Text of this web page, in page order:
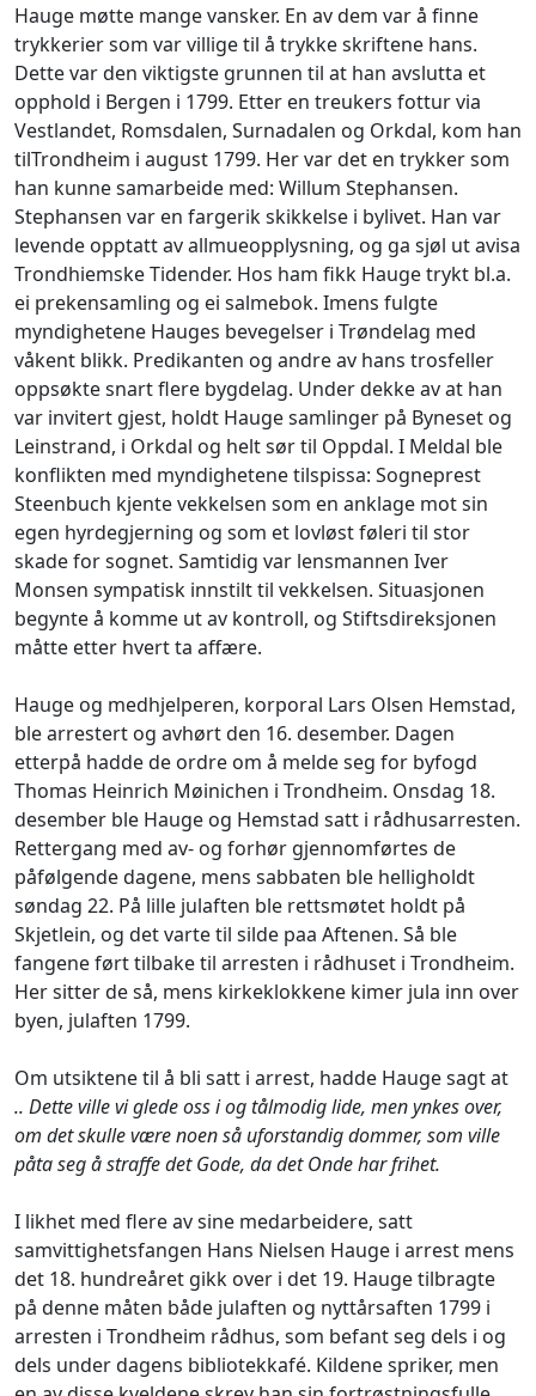
Hauge møtte mange vansker. En av dem var å finne
trykkerier som var villige til å trykke skriftene hans.
Dette var den viktigste grunnen til at han avslutta et
opphold i Bergen i 1799. Etter en treukers fottur via
Vestlandet, Romsdalen, Surnadalen og Orkdal, kom han
tilTrondheim i august 1799. Her var det en trykker som
han kunne samarbeide med: Willum Stephansen.
Stephansen var en fargerik skikkelse i bylivet. Han var
levende opptatt av allmueopplysning, og ga sjøl ut avisa
Trondhiemske Tidender. Hos ham fikk Hauge trykt bl.a.
ei prekensamling og ei salmebok. Imens fulgte
myndighetene Hauges bevegelser i Trøndelag med
våkent blikk. Predikanten og andre av hans trosfeller
oppsøkte snart flere bygdelag. Under dekke av at han
var invitert gjest, holdt Hauge samlinger på Byneset og
Leinstrand, i Orkdal og helt sør til Oppdal. I Meldal ble
konflikten med myndighetene tilspissa: Sogneprest
Steenbuch kjente vekkelsen som en anklage mot sin
egen hyrdegjerning og som et lovløst føleri til stor
skade for sognet. Samtidig var lensmannen Iver
Monsen sympatisk innstilt til vekkelsen. Situasjonen
begynte å komme ut av kontroll, og Stiftsdireksjonen
måtte etter hvert ta affære.
Hauge og medhjelperen, korporal Lars Olsen Hemstad,
ble arrestert og avhørt den 16. desember. Dagen
etterpå hadde de ordre om å melde seg for byfogd
Thomas Heinrich Møinichen i Trondheim. Onsdag 18.
desember ble Hauge og Hemstad satt i rådhusarresten.
Rettergang med av- og forhør gjennomførtes de
påfølgende dagene, mens sabbaten ble helligholdt
søndag 22. På lille julaften ble rettsmøtet holdt på
Skjetlein, og det varte til silde paa Aftenen. Så ble
fangene ført tilbake til arresten i rådhuset i Trondheim.
Her sitter de så, mens kirkeklokkene kimer jula inn over
byen, julaften 1799.
Om utsiktene til å bli satt i arrest, hadde Hauge sagt at
.. Dette ville vi glede oss i og tålmodig lide, men ynkes over,
om det skulle være noen så uforstandig dommer, som ville
påta seg å straffe det Gode, da det Onde har frihet.
I likhet med flere av sine medarbeidere, satt
samvittighetsfangen Hans Nielsen Hauge i arrest mens
det 18. hundreåret gikk over i det 19. Hauge tilbragte
på denne måten både julaften og nyttårsaften 1799 i
arresten i Trondheim rådhus, som befant seg dels i og
dels under dagens bibliotekkafé. Kildene spriker, men